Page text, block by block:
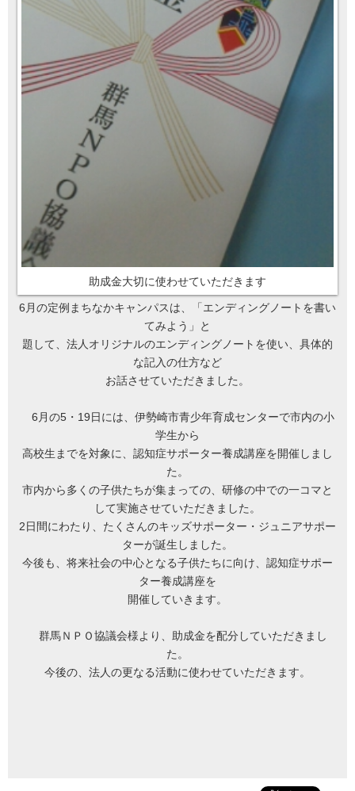
助成金大切に使わせていただきます
6月の定例まちなかキャンパスは、「エンディングノートを書い
てみよう」と
題して、法人オリジナルのエンディングノートを使い、具体的
な記入の仕方など
お話させていただきました。
6月の5・19日には、伊勢崎市青少年育成センターで市内の小
学生から
高校生までを対象に、認知症サポーター養成講座を開催しまし
た。
市内から多くの子供たちが集まっての、研修の中での一コマと
して実施させていただきました。
2日間にわたり、たくさんのキッズサポーター・ジュニアサポー
ターが誕生しました。
今後も、将来社会の中心となる子供たちに向け、認知症サポー
ター養成講座を
開催していきます。
群馬ＮＰＯ協議会様より、助成金を配分していただきまし
た。
今後の、法人の更なる活動に使わせていただきます。